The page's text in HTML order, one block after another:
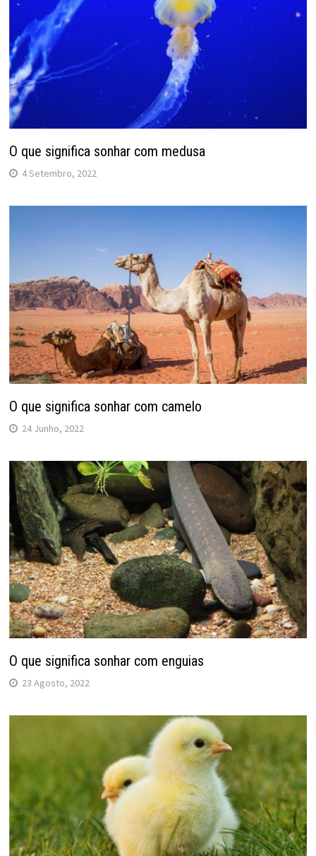
O que significa sonhar com medusa
4 Setembro, 2022
O que significa sonhar com camelo
24 Junho, 2022
O que significa sonhar com enguias
23 Agosto, 2022